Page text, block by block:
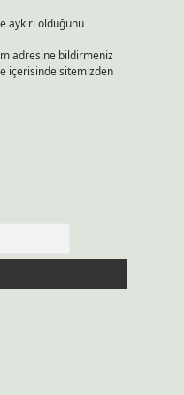
aykırı olduğunu
adresine bildirmeniz
içerisinde sitemizden